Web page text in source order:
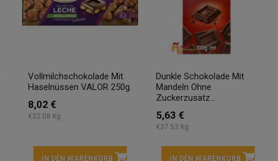
Vollmilchschokolade Mit
Haselnüssen VALOR 250g.
8,02 €
€32.08 Kg
IN DEN WARENKORB
Dunkle Schokolade Mit
Mandeln Ohne
Zuckerzusatz...
5,63 €
€37.53 Kg
IN DEN WARENKORB